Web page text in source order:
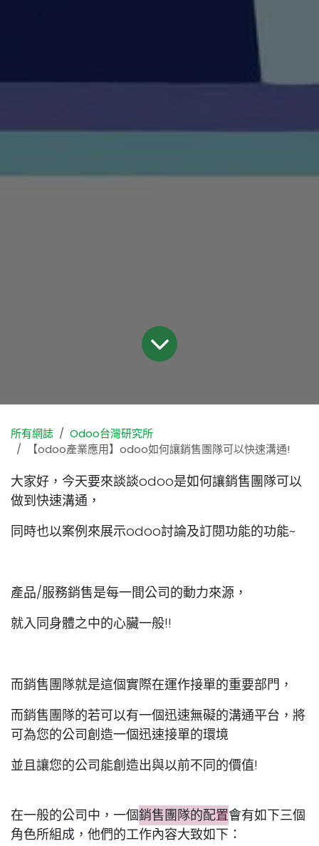
所有網誌
Odoo台灣研究所
【odoo產業應用】odoo如何讓銷售團隊可以快速溝通!
大家好，今天要來談談odoo是如何讓銷售團隊可以
做到快速溝通，
同時也以案例來展示odoo討論及訂閱功能的功能~
產品/服務銷售是每一間公司的動力來源，
就入同身體之中的心臟一般!!
而銷售團隊就是這個實際在運作接單的重要部門，
而銷售團隊的若可以有一個迅速無礙的溝通平台，將
可為您的公司創造一個迅速接單的環境
並且讓您的公司能創造出與以前不同的價值!
在一般的公司中，一個銷售團隊的配置會有如下三個
角色所組成，他們的工作內容大致如下：